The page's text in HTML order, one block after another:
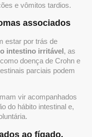
e vômitos tardios.
associados
estar por trás de
intestino irritável, as
doença de Crohn e
parciais podem
vir acompanhados
do hábito intestinal e,
ao fígado,